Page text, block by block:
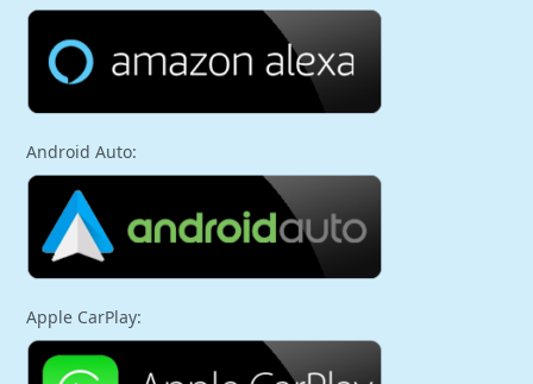
Android Auto:
Apple CarPlay: